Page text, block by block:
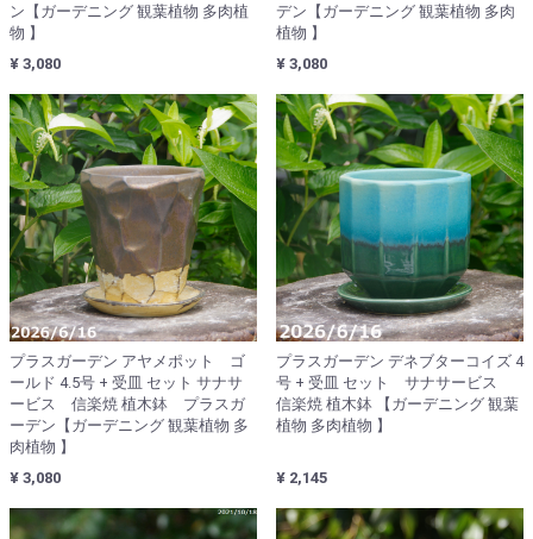
ン【ガーデニング 観葉植物 多肉植
物 】
¥ 3,080
デン【ガーデニング 観葉植物 多肉
植物 】
¥ 3,080
プラスガーデン アヤメポット ゴ
ールド 4.5号 + 受皿 セット サナサ
ービス 信楽焼 植木鉢 プラスガ
ーデン【ガーデニング 観葉植物 多
肉植物 】
¥ 3,080
プラスガーデン デネブターコイズ 4
号 + 受皿 セット サナサービス
信楽焼 植木鉢 【ガーデニング 観葉
植物 多肉植物 】
¥ 2,145